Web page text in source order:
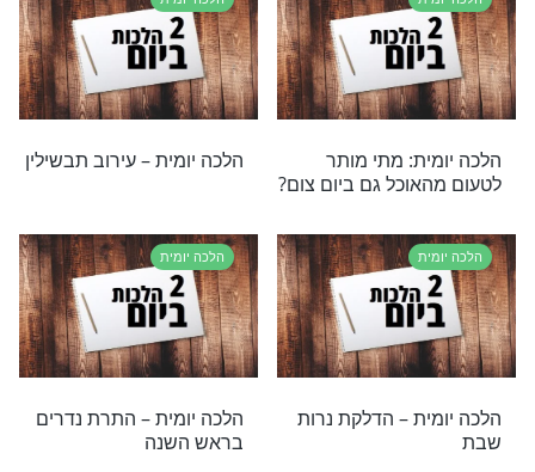
– מענייני בישול
הלכה יומית
הלכה יומית - מה מברכים על
סופגניה?
הלכה יומית